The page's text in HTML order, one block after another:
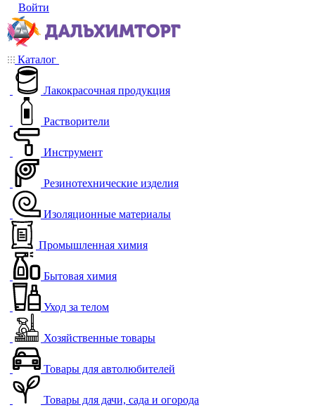
Войти
Каталог
Лакокрасочная продукция
Растворители
Инструмент
Резинотехнические изделия
Изоляционные материалы
Промышленная химия
Бытовая химия
Уход за телом
Хозяйственные товары
Товары для автолюбителей
Товары для дачи, сада и огорода